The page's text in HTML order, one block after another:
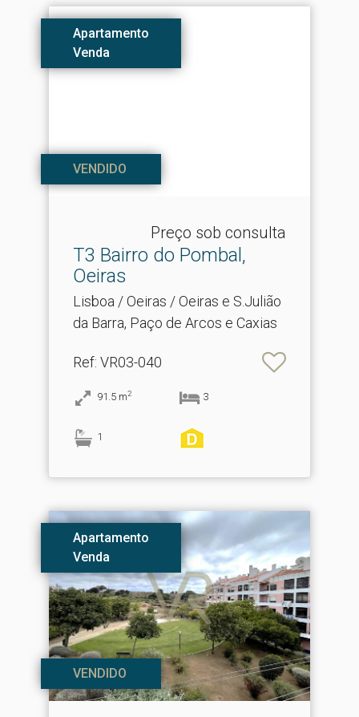
Apartamento
Venda
VENDIDO
Preço sob consulta
T3 Bairro do Pombal,
Oeiras
Lisboa / Oeiras / Oeiras e S.Julião
da Barra, Paço de Arcos e Caxias
Ref: VR03-040
91.5 m2 3
1
Apartamento
Venda
VENDIDO